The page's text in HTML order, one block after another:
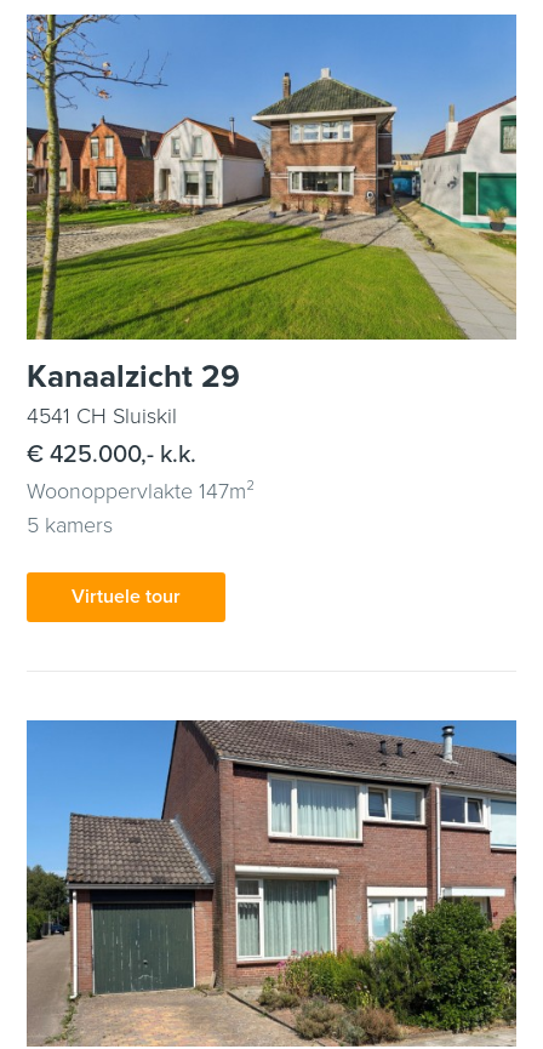
Kanaalzicht 29
4541 CH Sluiskil
€ 425.000,- k.k.
Woonoppervlakte 147m²
5 kamers
Virtuele tour